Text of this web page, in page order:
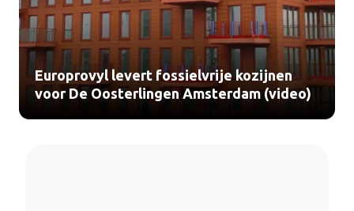
Europrovyl levert fossielvrije kozijnen
voor De Oosterlingen Amsterdam (video)